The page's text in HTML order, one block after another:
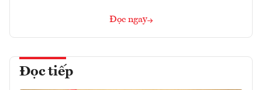
Đọc ngay
Đọc tiếp